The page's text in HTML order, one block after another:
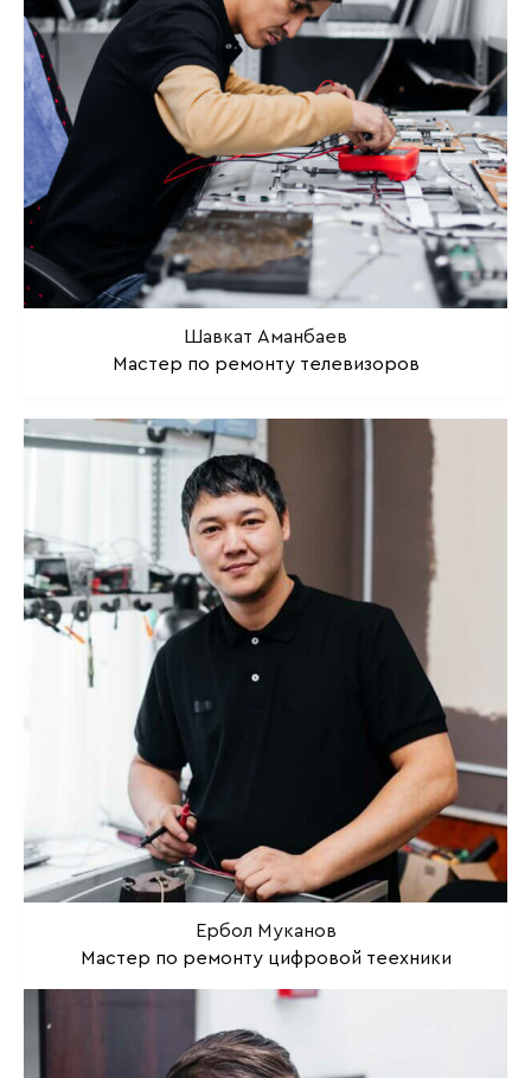
Шавкат Аманбаев
Мастер по ремонту телевизоров
Ербол Муканов
Мастер по ремонту цифровой теехники